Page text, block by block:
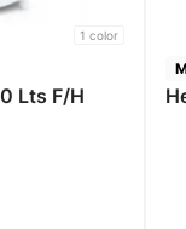
1 color
Lts F/H